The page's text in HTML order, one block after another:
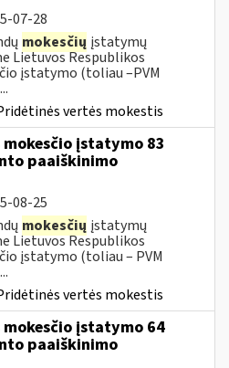
07-28
mokesčių įstatymų
Lietuvos Respublikos
įstatymo (toliau –PVM
vertės mokestis
įstatymo 83
paaiškinimo
08-25
mokesčių įstatymų
Lietuvos Respublikos
įstatymo (toliau – PVM
vertės mokestis
įstatymo 64
paaiškinimo